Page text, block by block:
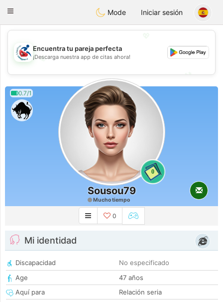
Handi Space
Toggle
Mode Iniciar sesión
💖
💕
💕
Encuentra tu pareja perfecta
¡Descarga nuestra app de citas ahora!
0.7/1
0
Sousou79
Mucho tiempo
0
Mi identidad
Discapacidad
No especificado
Age
47 años
Aquí para
Relación seria